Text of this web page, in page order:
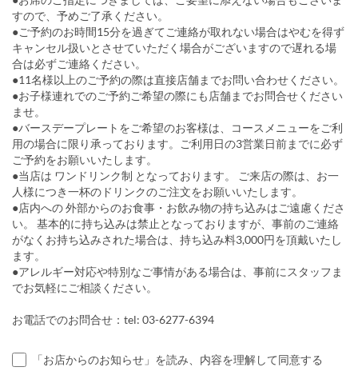
すので、予めご了承ください。
●ご予約のお時間15分を過ぎてご連絡が取れない場合はやむを得ず
キャンセル扱いとさせていただく場合がございますので遅れる場
合は必ずご連絡ください。
●11名様以上のご予約の際は直接店舗までお問い合わせください。
●お子様連れでのご予約ご希望の際にも店舗までお問合せください
ませ。
●バースデープレートをご希望のお客様は、コースメニューをご利
用の場合に限り承っております。ご利用日の3営業日前までに必ず
ご予約をお願いいたします。
●当店は ワンドリンク制 となっております。 ご来店の際は、お一
人様につき一杯のドリンクのご注文をお願いいたします。
●店内への 外部からのお食事・お飲み物の持ち込みはご遠慮くださ
い。 基本的に持ち込みは禁止となっておりますが、事前のご連絡
がなくお持ち込みされた場合は、持ち込み料3,000円を頂戴いたし
ます。
●アレルギー対応や特別なご事情がある場合は、事前にスタッフま
でお気軽にご相談ください。
お電話でのお問合せ：tel: 03-6277-6394
「お店からのお知らせ」を読み、内容を理解して同意する